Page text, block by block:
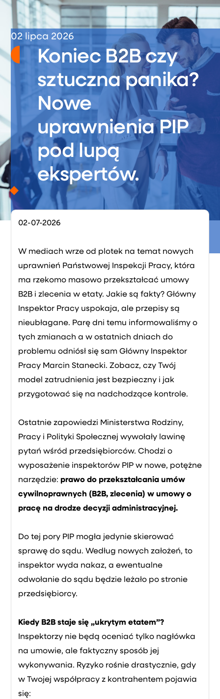
02 lipca 2026
Koniec B2B czy
sztuczna panika?
Nowe
uprawnienia PIP
pod lupą
ekspertów.
02-07-2026
W mediach wrze od plotek na temat nowych
uprawnień Państwowej Inspekcji Pracy, która
ma rzekomo masowo przekształcać umowy
B2B i zlecenia w etaty. Jakie są fakty? Główny
Inspektor Pracy uspokaja, ale przepisy są
nieubłagane. Parę dni temu informowaliśmy o
tych zmianach a w ostatnich dniach do
problemu odniósł się sam Główny Inspektor
Pracy Marcin Stanecki. Zobacz, czy Twój
model zatrudnienia jest bezpieczny i jak
przygotować się na nadchodzące kontrole.
Ostatnie zapowiedzi Ministerstwa Rodziny,
Pracy i Polityki Społecznej wywołały lawinę
pytań wśród przedsiębiorców. Chodzi o
wyposażenie inspektorów PIP w nowe, potężne
narzędzie: prawo do przekształcania umów
cywilnoprawnych (B2B, zlecenia) w umowy o
pracę na drodze decyzji administracyjnej.
Do tej pory PIP mogła jedynie skierować
sprawę do sądu. Według nowych założeń, to
inspektor wyda nakaz, a ewentualne
odwołanie do sądu będzie leżało po stronie
przedsiębiorcy.
Kiedy B2B staje się „ukrytym etatem”?
Inspektorzy nie będą oceniać tylko nagłówka
na umowie, ale faktyczny sposób jej
wykonywania. Ryzyko rośnie drastycznie, gdy
w Twojej współpracy z kontrahentem pojawia
się: